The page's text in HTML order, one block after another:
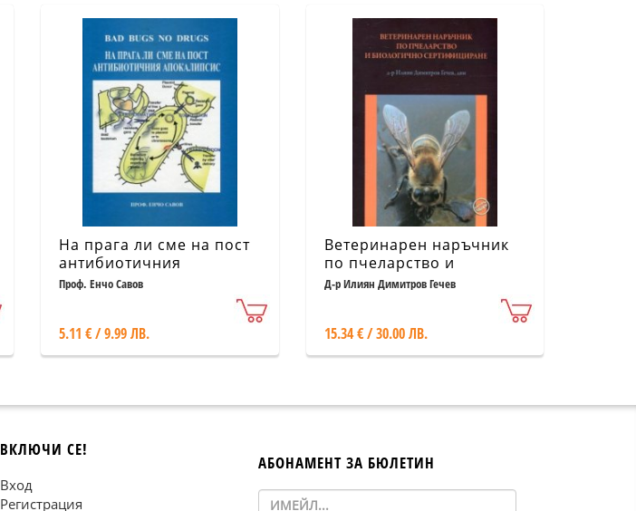
На прага ли сме на пост
антибиотичния
апокалипис
Проф. Енчо Савов
5.11 € / 9.99 ЛВ.
Ветеринарен наръчник
по пчеларство и
биологично
Д-р Илиян Димитров Гечев
15.34 € / 30.00 ЛВ.
ВКЛЮЧИ СЕ!
Вход
Регистрация
АБОНАМЕНТ ЗА БЮЛЕТИН